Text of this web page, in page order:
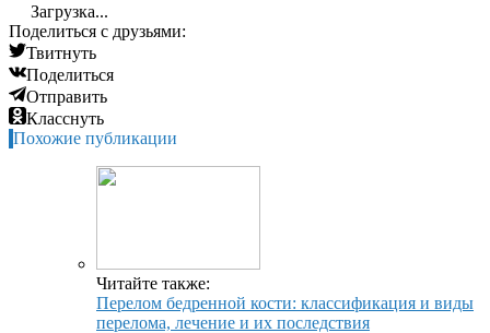
Загрузка...
Поделиться с друзьями:
Твитнуть
Поделиться
Отправить
Класснуть
Похожие публикации
Читайте также:
Перелом бедренной кости: классификация и виды
перелома, лечение и их последствия